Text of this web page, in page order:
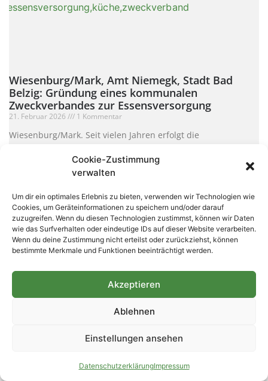
Cookie-Zustimmung
verwalten
Um dir ein optimales Erlebnis zu bieten, verwenden wir Technologien wie
Cookies, um Geräteinformationen zu speichern und/oder darauf
zuzugreifen. Wenn du diesen Technologien zustimmst, können wir Daten
wie das Surfverhalten oder eindeutige IDs auf dieser Website verarbeiten.
Wenn du deine Zustimmung nicht erteilst oder zurückziehst, können
bestimmte Merkmale und Funktionen beeinträchtigt werden.
Akzeptieren
Ablehnen
Einstellungen ansehen
DatenschutzerklärungImpressum
Wiesenburg/Mark, Amt Niemegk, Stadt Bad
Belzig: Gründung eines kommunalen
Zweckverbandes zur Essensversorgung
21. Februar 2026 1 Kommentar
Wiesenburg/Mark. Seit vielen Jahren erfolgt die
Cateringunternehmen. Das jedoch nicht immer zur
Zufriedenheit von Eltern und
Weiterlesen »
Die Wiesenburger Linke lädt zum Frauentag ein